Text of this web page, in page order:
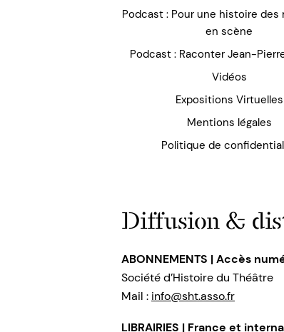
Podcast : Pour une histoire
en scène
Podcast : Raconter Jean-
Vidéos
Expositions Virtuelles
Mentions légales
Politique de
Diffusion &
ABONNEMENTS | Accès
Société d’Histoire du Théâtre
Mail : info@sht.asso.fr
LIBRAIRIES | France et